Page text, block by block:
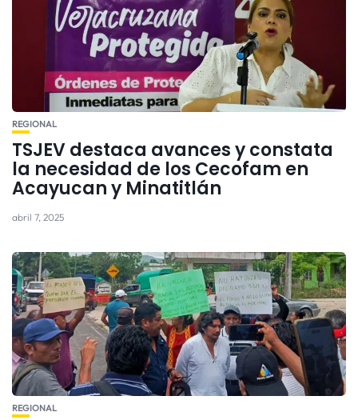
REGIONAL
TSJEV destaca avances y constata
la necesidad de los Cecofam en
Acayucan y Minatitlán
abril 7, 2025
REGIONAL